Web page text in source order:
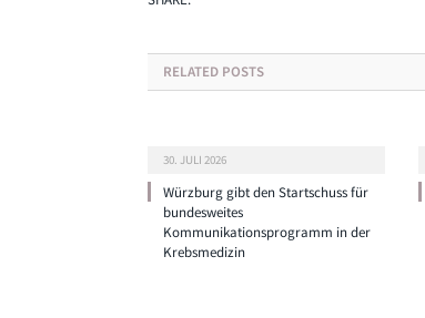
RELATED POSTS
30. JULI 2026
Würzburg gibt den Startschuss für
bundesweites
Kommunikationsprogramm in der
Krebsmedizin